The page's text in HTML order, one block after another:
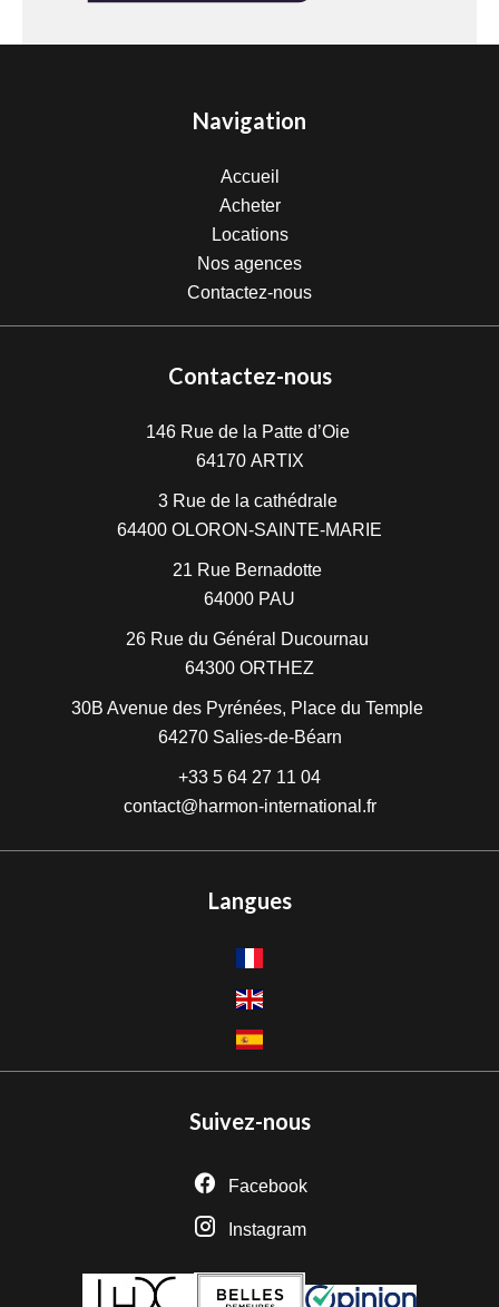
Navigation
Accueil
Acheter
Locations
Nos agences
Contactez-nous
Contactez-nous
146 Rue de la Patte d’Oie
64170 ARTIX
3 Rue de la cathédrale
64400 OLORON-SAINTE-MARIE
21 Rue Bernadotte
64000 PAU
26 Rue du Général Ducournau
64300 ORTHEZ
30B Avenue des Pyrénées, Place du Temple
64270 Salies-de-Béarn
+33 5 64 27 11 04
contact@harmon-international.fr
Langues
Suivez-nous
Facebook
Instagram